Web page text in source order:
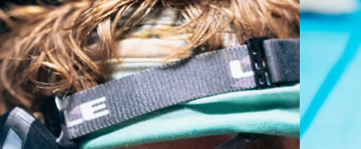
Curva base 6 - Cobertura media
Monturas con cobertura y diseño envolvente medios
que valoran el estilo pero siguen ofreciendo el mejor